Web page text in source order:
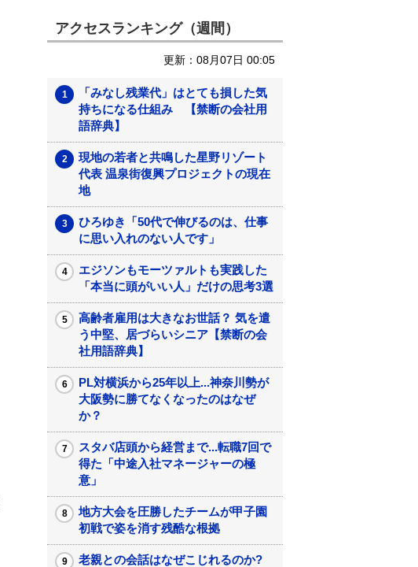
アクセスランキング（週間）
更新：08月07日 00:05
「みなし残業代」はとても損した気
持ちになる仕組み 【禁断の会社用
語辞典】
現地の若者と共鳴した星野リゾート
代表 温泉街復興プロジェクトの現在
地
ひろゆき「50代で伸びるのは、仕事
に思い入れのない人です」
エジソンもモーツァルトも実践した
「本当に頭がいい人」だけの思考3選
高齢者雇用は大きなお世話？ 気を遣
う中堅、居づらいシニア【禁断の会
社用語辞典】
PL対横浜から25年以上...神奈川勢が
大阪勢に勝てなくなったのはなぜ
か？
スタバ店頭から経営まで...転職7回で
得た「中途入社マネージャーの極
意」
地方大会を圧勝したチームが甲子園
初戦で姿を消す残酷な根拠
老親との会話はなぜこじれるのか?